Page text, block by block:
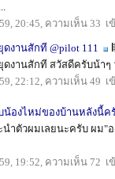
20:45, ความเห็น 33 เ
งานสักที @pilot 111
งานสักที สวัสดีครับน้า
22:12, ความเห็น 49 เ
น้องไหม่ของบ้านหลังนี้ค
นำตัวผมเลยนะครับ ผม
19:52, ความเห็น 72 เ